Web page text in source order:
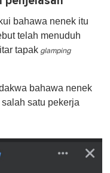
bahawa nenek itu
telah menuduh
tapak glamping
bahawa nenek
satu pekerja